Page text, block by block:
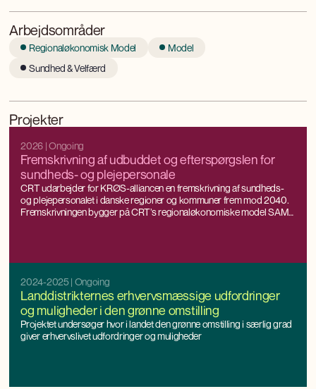
Arbejdsområder
Regionaløkonomisk Model
Model
Sundhed & Velfærd
Projekter
2026 | Ongoing
Fremskrivning af udbuddet og efterspørgslen for
sundheds- og plejepersonale
CRT udarbejder for KRØS-alliancen en fremskrivning af sundheds-
og plejepersonalet i danske regioner og kommuner frem mod 2040.
Fremskrivningen bygger på CRT’s regionaløkonomiske model SAM-
2024-2025| Ongoing
Landdistrikternes erhvervsmæssige udfordringer
og muligheder i den grønne omstilling
Projektet undersøger hvor i landet den grønne omstilling i særlig grad
giver erhvervslivet udfordringer og muligheder